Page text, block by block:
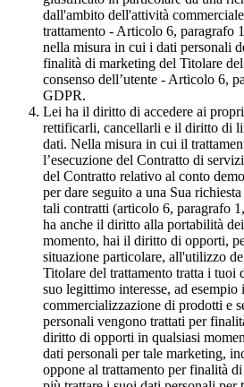
dall'ambito dell'attività
trattamento - Articolo 6, paragrafo
nella misura in cui i dati personali
finalità di marketing del Titolare
consenso dell’utente - Articolo 6,
GDPR.
Lei ha il diritto di accedere ai
rettificarli, cancellarli e il diritto di
dati. Nella misura in cui il
l’esecuzione del Contratto di
del Contratto relativo al conto
per dare seguito a una Sua
tali contratti (articolo 6, paragrafo
ha anche il diritto alla portabilità
momento, hai il diritto di opporti,
situazione particolare, all'utilizzo
Titolare del trattamento tratta i tuoi
suo legittimo interesse, ad esempio
commercializzazione di prodotti e
personali vengono trattati per
diritto di opporti in qualsiasi
dati personali per tale marketing,
oppone al trattamento per finalità